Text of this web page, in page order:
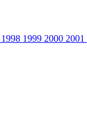
1998 1999 2000 2001